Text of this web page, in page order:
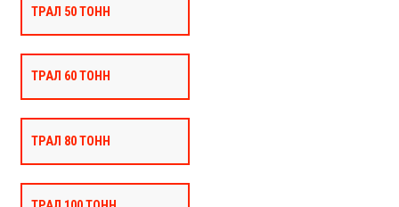
ТРАЛ 50 ТОНН
ТРАЛ 60 ТОНН
ТРАЛ 80 ТОНН